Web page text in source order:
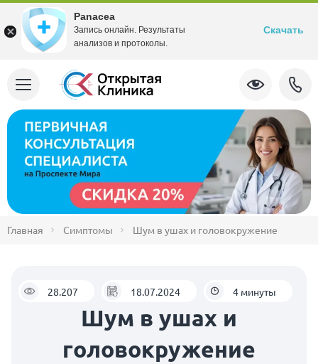
Главная Симптомы Шум в ушах и головокружение
28.207 18.07.2024 4 минуты
Шум в ушах и
головокружение
Panacea
Запись онлайн. Результаты
анализов и протоколы.
Скачать